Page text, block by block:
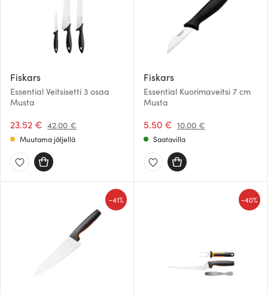
Fiskars
Essential Veitsisetti 3 osaa
Musta
23.52 € 42.00 €
Muutama jäljellä
Fiskars
Essential Kuorimaveitsi 7 cm
Musta
5.50 € 10.00 €
Saatavilla
-41% -40%